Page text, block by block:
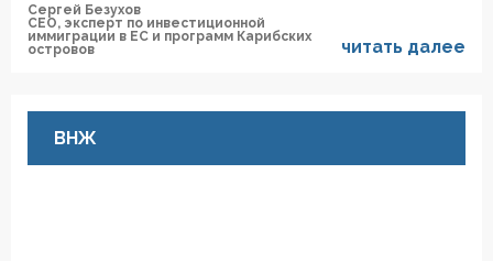
Сергей Безухов
СЕО, эксперт по инвестиционной
иммиграции в ЕС и программ Карибских
островов
читать далее
ВНЖ